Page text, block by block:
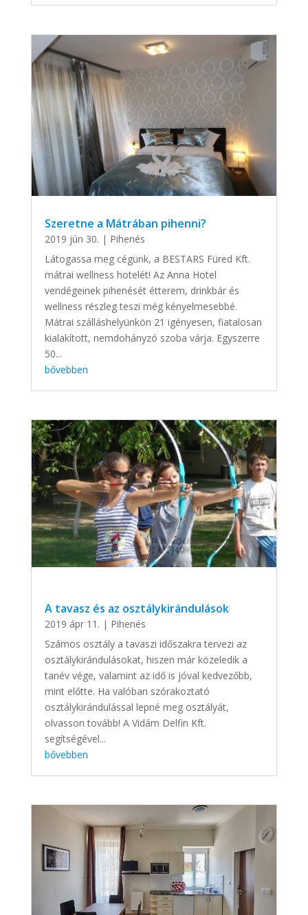
Szeretne a Mátrában pihenni?
2019 jún 30. | Pihenés
Látogassa meg cégünk, a BESTARS Füred Kft.
mátrai wellness hotelét! Az Anna Hotel
vendégeinek pihenését étterem, drinkbár és
wellness részleg teszi még kényelmesebbé.
Mátrai szálláshelyünkön 21 igényesen, fiatalosan
kialakított, nemdohányzó szoba várja. Egyszerre
50...
bővebben
A tavasz és az osztálykirándulások
2019 ápr 11. | Pihenés
Számos osztály a tavaszi időszakra tervezi az
osztálykirándulásokat, hiszen már közeledik a
tanév vége, valamint az idő is jóval kedvezőbb,
mint előtte. Ha valóban szórakoztató
osztálykirándulással lepné meg osztályát,
olvasson tovább! A Vidám Delfin Kft.
segítségével...
bővebben